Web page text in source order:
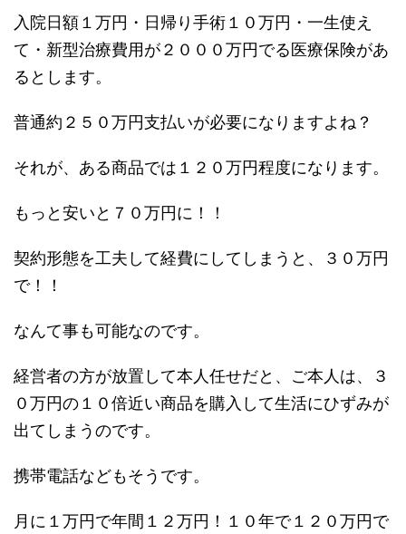
入院日額１万円・日帰り手術１０万円・一生使え
て・新型治療費用が２０００万円でる医療保険があ
るとします。
普通約２５０万円支払いが必要になりますよね？
それが、ある商品では１２０万円程度になります。
もっと安いと７０万円に！！
契約形態を工夫して経費にしてしまうと、３０万円
で！！
なんて事も可能なのです。
経営者の方が放置して本人任せだと、ご本人は、３
０万円の１０倍近い商品を購入して生活にひずみが
出てしまうのです。
携帯電話などもそうです。
月に１万円で年間１２万円！１０年で１２０万円で